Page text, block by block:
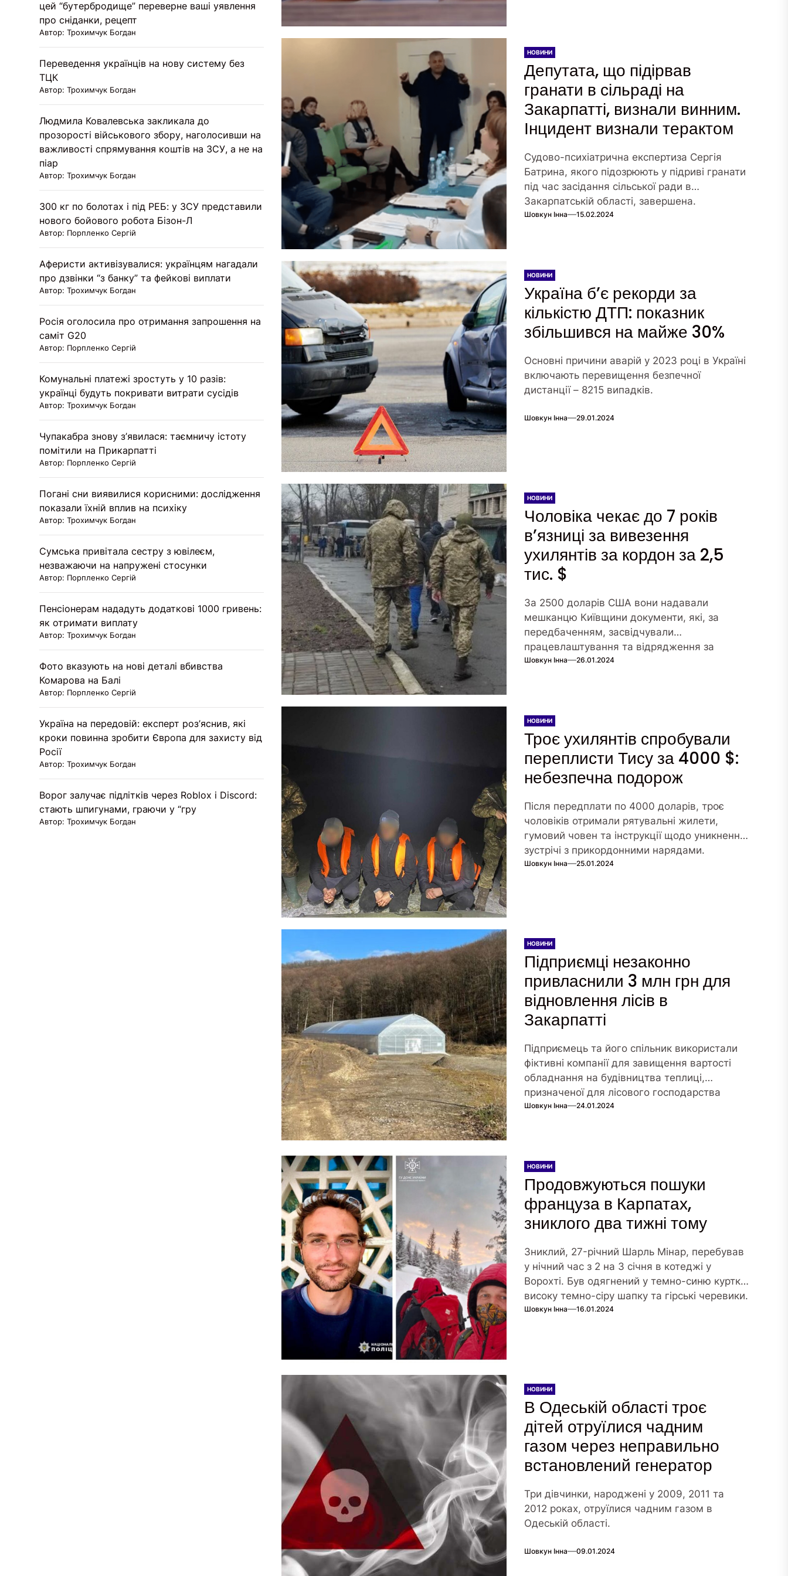
НОВИНИ
Депутата, що підірвав
гранати в сільраді на
Закарпатті, визнали винним.
Інцидент визнали терактом
Судово-психіатрична експертиза Сергія
Батрина, якого підозрюють у підриві гранати
під час засідання сільської ради в
Закарпатській області, завершена.
Шовкун Інна 15.02.2024
НОВИНИ
Україна б’є рекорди за
кількістю ДТП: показник
збільшився на майже 30%
Основні причини аварій у 2023 році в Україні
включають перевищення безпечної
дистанції – 8215 випадків.
Шовкун Інна 29.01.2024
НОВИНИ
Чоловіка чекає до 7 років
в’язниці за вивезення
ухилянтів за кордон за 2,5
тис. $
За 2500 доларів США вони надавали
мешканцю Київщини документи, які, за
передбаченням, засвідчували
працевлаштування та відрядження за
кордон.
Шовкун Інна 26.01.2024
НОВИНИ
Троє ухилянтів спробували
переплисти Тису за 4000 $:
небезпечна подорож
Після передплати по 4000 доларів, троє
чоловіків отримали рятувальні жилети,
гумовий човен та інструкції щодо уникнення
зустрічі з прикордонними нарядами.
Шовкун Інна 25.01.2024
НОВИНИ
Підприємці незаконно
привласнили 3 млн грн для
відновлення лісів в
Закарпатті
Підприємець та його спільник використали
фіктивні компанії для завищення вартості
обладнання на будівництва теплиці,
призначеної для лісового господарства
Шовкун Інна 24.01.2024
НОВИНИ
Продовжуються пошуки
француза в Карпатах,
зниклого два тижні тому
Зниклий, 27-річний Шарль Мінар, перебував
у нічний час з 2 на 3 січня в котеджі у
Ворохті. Був одягнений у темно-синю куртку,
високу темно-сіру шапку та гірські черевики.
Шовкун Інна 16.01.2024
НОВИНИ
В Одеській області троє
дітей отруїлися чадним
газом через неправильно
встановлений генератор
Три дівчинки, народжені у 2009, 2011 та
2012 роках, отруїлися чадним газом в
Одеській області.
Шовкун Інна 09.01.2024
цей “бутербродище” переверне ваші уявлення
про сніданки, рецепт
Автор: Трохимчук Богдан
Переведення українців на нову систему без
ТЦК
Автор: Трохимчук Богдан
Людмила Ковалевська закликала до
прозорості військового збору, наголосивши на
важливості спрямування коштів на ЗСУ, а не на
піар
Автор: Трохимчук Богдан
300 кг по болотах і під РЕБ: у ЗСУ представили
нового бойового робота Бізон-Л
Автор: Порпленко Сергій
Аферисти активізувалися: українцям нагадали
про дзвінки “з банку” та фейкові виплати
Автор: Трохимчук Богдан
Росія оголосила про отримання запрошення на
саміт G20
Автор: Порпленко Сергій
Комунальні платежі зростуть у 10 разів:
українці будуть покривати витрати сусідів
Автор: Трохимчук Богдан
Чупакабра знову з’явилася: таємничу істоту
помітили на Прикарпатті
Автор: Порпленко Сергій
Погані сни виявилися корисними: дослідження
показали їхній вплив на психіку
Автор: Трохимчук Богдан
Сумська привітала сестру з ювілеєм,
незважаючи на напружені стосунки
Автор: Порпленко Сергій
Пенсіонерам нададуть додаткові 1000 гривень:
як отримати виплату
Автор: Трохимчук Богдан
Фото вказують на нові деталі вбивства
Комарова на Балі
Автор: Порпленко Сергій
Україна на передовій: експерт роз’яснив, які
кроки повинна зробити Європа для захисту від
Росії
Автор: Трохимчук Богдан
Ворог залучає підлітків через Roblox і Discord:
стають шпигунами, граючи у “гру
Автор: Трохимчук Богдан